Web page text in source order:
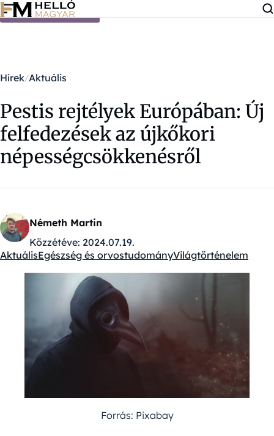
Ugrás a tartalomra
Hírek Aktuális
Pestis rejtélyek Európában: Új
felfedezések az újkőkori
népességcsökkenésről
Németh Martin
Közzétéve: 2024.07.19.
Kategóriák:
AktuálisEgészség és orvostudományVilágtörténelem
Forrás: Pixabay